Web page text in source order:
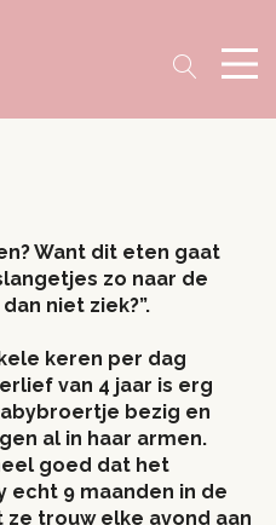
Want dit eten gaat
zo naar de
niet ziek?”.
keren per dag
van 4 jaar is erg
bezig en
al in haar armen.
goed dat het
echt 9 maanden in de
trouw elke avond aan